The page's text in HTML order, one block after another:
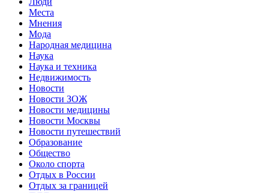
Места
Мнения
Мода
Народная медицина
Наука
Наука и техника
Недвижимость
Новости
Новости ЗОЖ
Новости медицины
Новости Москвы
Новости путешествий
Образование
Общество
Около спорта
Отдых в России
Отдых за границей